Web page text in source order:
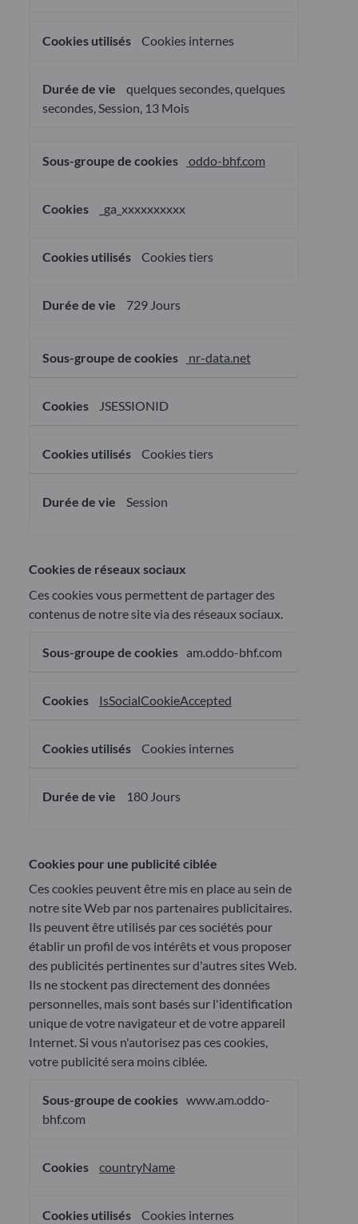
Cookies internes
quelques secondes, quelques
secondes, Session, 13 Mois
oddo-bhf.com
_ga_xxxxxxxxxx
Cookies tiers
729 Jours
nr-data.net
JSESSIONID
Cookies tiers
Session
Cookies de réseaux sociaux
Ces cookies vous permettent de partager des
contenus de notre site via des réseaux sociaux.
am.oddo-bhf.com
IsSocialCookieAccepted
Cookies internes
180 Jours
Cookies pour une publicité ciblée
Ces cookies peuvent être mis en place au sein de
notre site Web par nos partenaires publicitaires.
Ils peuvent être utilisés par ces sociétés pour
établir un profil de vos intérêts et vous proposer
des publicités pertinentes sur d'autres sites Web.
Ils ne stockent pas directement des données
personnelles, mais sont basés sur l'identification
unique de votre navigateur et de votre appareil
Internet. Si vous n'autorisez pas ces cookies,
votre publicité sera moins ciblée.
pour
une
www.am.oddo-
bhf.com
countryName
Cookies internes